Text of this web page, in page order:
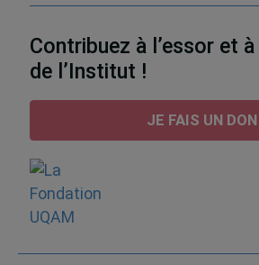
Contribuez à l’essor et
de l’Institut !
JE FAIS UN DON